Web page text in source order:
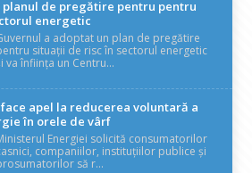
planul de pregătire pentru pentru
energetic
a adoptat un plan de pregătire
situații de risc în sectorul energetic
va înființa un Centru...
apel la reducerea voluntară a
în orele de vârf
Energiei solicită consumatorilor
companiilor, instituțiilor publice și
să r...